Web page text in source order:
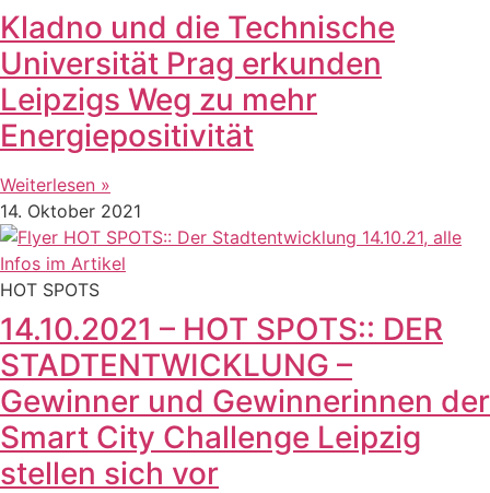
Kladno und die Technische
Universität Prag erkunden
Leipzigs Weg zu mehr
Energiepositivität
Weiterlesen »
14. Oktober 2021
HOT SPOTS
14.10.2021 – HOT SPOTS:: DER
STADTENTWICKLUNG –
Gewinner und Gewinnerinnen der
Smart City Challenge Leipzig
stellen sich vor